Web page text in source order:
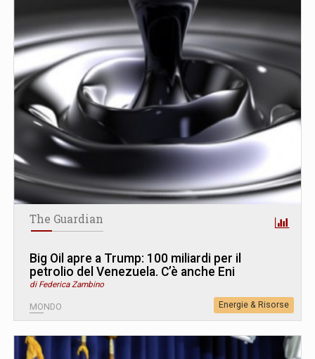
The Guardian
Big Oil apre a Trump: 100 miliardi per il
petrolio del Venezuela. C’è anche Eni
di Federica Zambino
MONDO Energie & Risorse